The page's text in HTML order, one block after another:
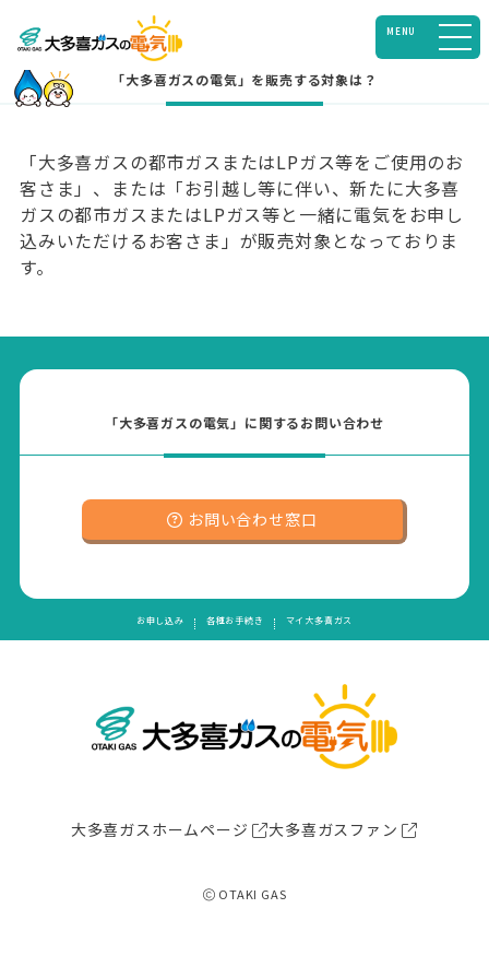
MENU
「大多喜ガスの電気」を販売する対象は？
「大多喜ガスの都市ガスまたはLPガス等をご使用のお
客さま」、または「お引越し等に伴い、新たに大多喜
ガスの都市ガスまたはLPガス等と一緒に電気をお申し
込みいただけるお客さま」が販売対象となっておりま
す。
「大多喜ガスの電気」に関するお問い合わせ
お問い合わせ窓口
お申し込み 各種お手続き マイ大多喜ガス
大多喜ガスホームページ 大多喜ガスファン
OTAKI GAS